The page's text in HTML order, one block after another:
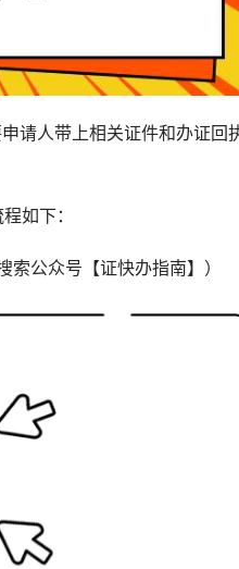
请人带上相关证件和办证回
如下：
公众号【证快办指南】）